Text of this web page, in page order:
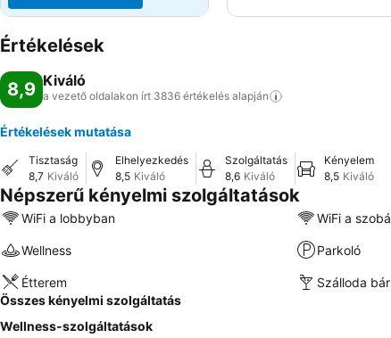
Értékelések
8,9 Kiváló
a vezető oldalakon írt 3836 értékelés alapján
Értékelések mutatása
Tisztaság
8,7 Kiváló
Elhelyezkedés
8,5 Kiváló
Szolgáltatás
8,6 Kiváló
Kényelem
8,5 Kiváló
Népszerű kényelmi szolgáltatások
WiFi a lobbyban WiFi a
Wellness Parkoló
Étterem Szálloda bár
Összes kényelmi szolgáltatás
Wellness-szolgáltatások